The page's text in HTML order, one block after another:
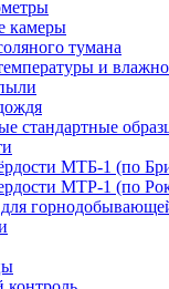
камеры
тумана
и
стандартные
МТБ-1 (по
МТР-1 (по